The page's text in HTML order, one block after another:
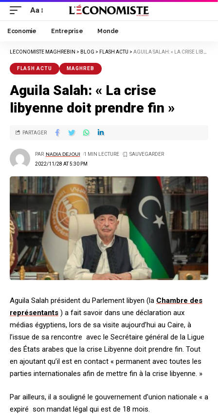
Aa
Economie Entreprise Monde
LECONOMISTE MAGHREBIN > BLOG > FLASH ACTU > AGUILA SALAH: « LA CRISE LIBYENNE DOIT PRENDRE FIN »
FLASH ACTU MAGHREB
Aguila Salah: « La crise
libyenne doit prendre fin »
2022/11/28 AT 5:30 PM
PAR NADIA DEJOUI 1 MIN LECTURE
PARTAGER
Aguila Salah président du Parlement libyen (la Chambre des
représentants ) a fait savoir dans une déclaration aux
médias égyptiens, lors de sa visite aujourd’hui au Caire, à
l’issue de sa rencontre avec le Secrétaire général de la Ligue
des États arabes que la crise Libyenne doit prendre fin. Tout
en ajoutant qu’il est en contact « permanent avec toutes les
parties internationales afin de mettre fin à la crise libyenne. »
Par ailleurs, il a souligné le gouvernement d’union nationale « a
expiré son mandat légal qui est de 18 mois.